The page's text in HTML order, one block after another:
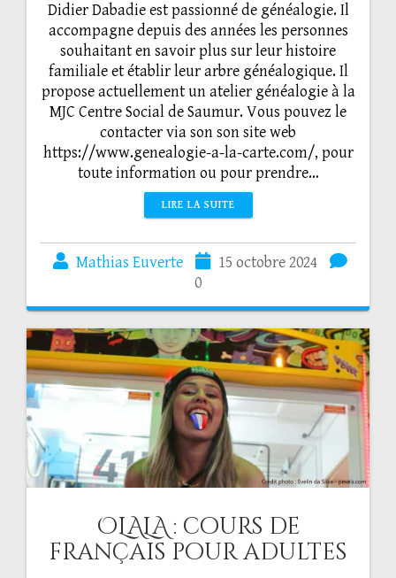
Didier Dabadie est passionné de généalogie. Il
accompagne depuis des années les personnes
souhaitant en savoir plus sur leur histoire
familiale et établir leur arbre généalogique. Il
propose actuellement un atelier généalogie à la
MJC Centre Social de Saumur. Vous pouvez le
contacter via son son site web
https://www.genealogie-a-la-carte.com/, pour
toute information ou pour prendre…
LIRE LA SUITE
Mathias Euverte
15 octobre 2024
0
OLALA : cours de
français pour adultes